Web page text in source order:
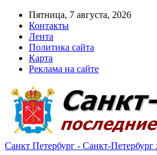
Пятница, 7 августа, 2026
Контакты
Лента
Политика сайта
Карта
Реклама на сайте
Санкт Петербург - Санкт-